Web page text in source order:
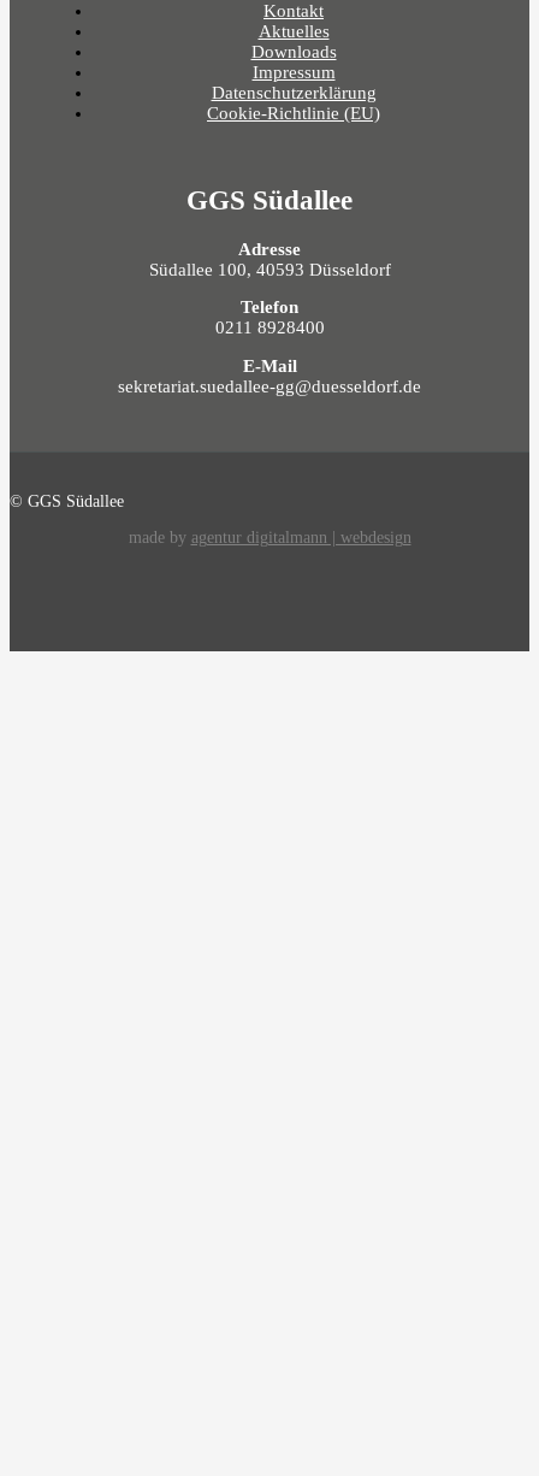
Kontakt
Aktuelles
Downloads
Impressum
Datenschutzerklärung
Cookie-Richtlinie (EU)
GGS Südallee
Adresse
Südallee 100, 40593 Düsseldorf
Telefon
0211 8928400
E-Mail
sekretariat.suedallee-gg@duesseldorf.de
© GGS Südallee
made by agentur digitalmann | webdesign